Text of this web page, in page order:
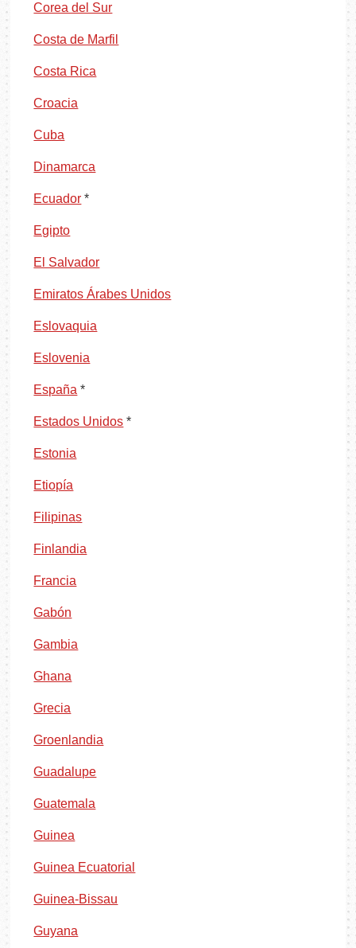
Corea del Sur
Costa de Marfil
Costa Rica
Croacia
Cuba
Dinamarca
Ecuador *
Egipto
El Salvador
Emiratos Árabes Unidos
Eslovaquia
Eslovenia
España *
Estados Unidos *
Estonia
Etiopía
Filipinas
Finlandia
Francia
Gabón
Gambia
Ghana
Grecia
Groenlandia
Guadalupe
Guatemala
Guinea
Guinea Ecuatorial
Guinea-Bissau
Guyana